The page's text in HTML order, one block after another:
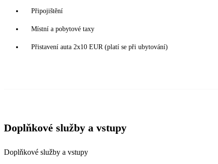
Připojištění
Místní a pobytové taxy
Přistavení auta 2x10 EUR (platí se při ubytování)
Doplňkové služby a vstupy
Doplňkové služby a vstupy